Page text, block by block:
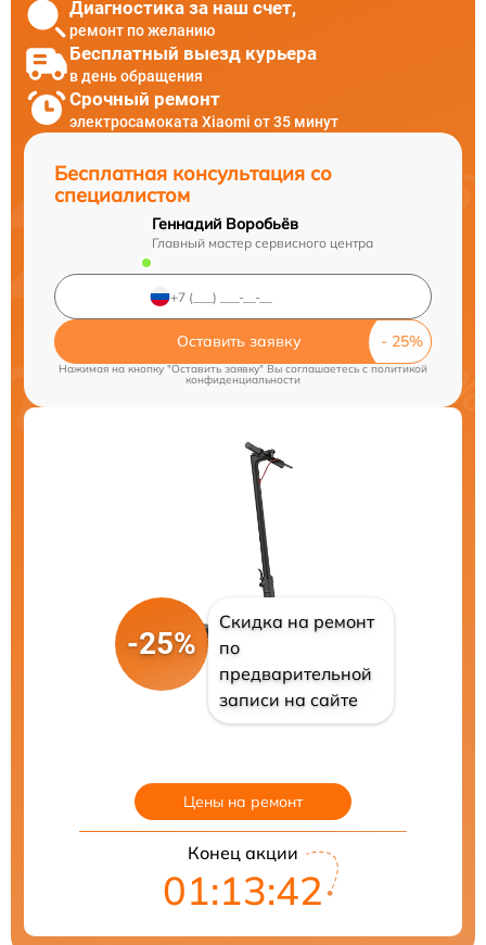
Диагностика за наш счет,
ремонт по желанию
Бесплатный выезд курьера
в день обращения
Срочный ремонт
электросамоката Xiaomi от 35 минут
Бесплатная консультация со
специалистом
Геннадий Воробьёв
Главный мастер сервисного центра
Оставить заявку
Нажимая на кнопку "Оставить заявку" Вы соглашаетесь cполитикой
конфиденциальности
-25%
Скидка на ремонт
по
предварительной
записи на сайте
Цены на ремонт
Конец акции
01:13:41